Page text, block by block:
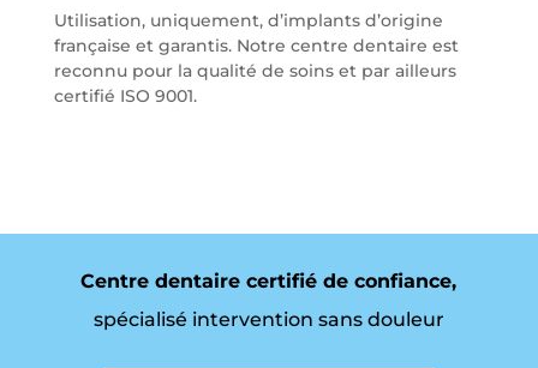
Utilisation, uniquement, d’implants d’origine
française et garantis. Notre centre dentaire est
reconnu pour la qualité de soins et par ailleurs
certifié ISO 9001.
Centre dentaire certifié de confiance,
spécialisé intervention sans douleur